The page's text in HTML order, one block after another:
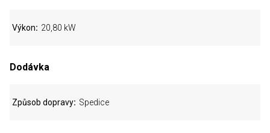
Výkon 20,80 kW
Dodávka
Způsob dopravy Spedice